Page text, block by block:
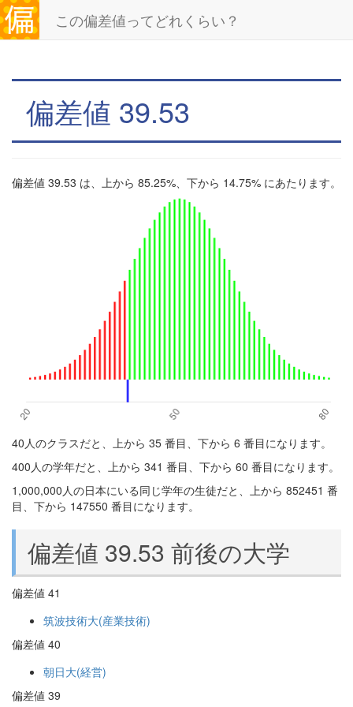
この偏差値ってどれくらい？
偏差値 39.53
偏差値 39.53 は、上から 85.25%、下から 14.75% にあたります。
40人のクラスだと、上から 35 番目、下から 6 番目になります。
400人の学年だと、上から 341 番目、下から 60 番目になります。
1,000,000人の日本にいる同じ学年の生徒だと、上から 852451 番
目、下から 147550 番目になります。
偏差値 39.53 前後の大学
偏差値 41
筑波技術大(産業技術)
偏差値 40
朝日大(経営)
偏差値 39